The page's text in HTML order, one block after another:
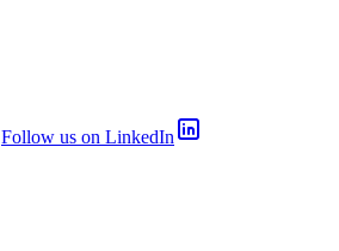
Follow us on LinkedIn